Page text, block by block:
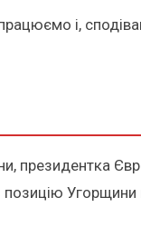
і,
президентка
позицію